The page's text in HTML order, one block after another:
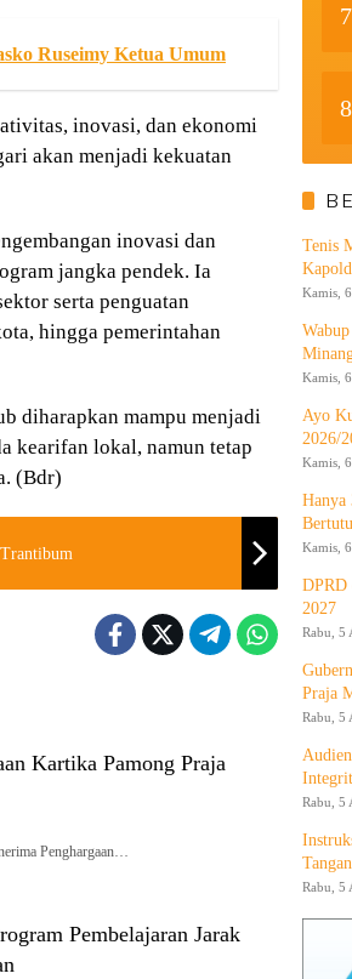
Ruseimy Ketua Umum
inovasi, dan ekonomi
akan menjadi kekuatan
inovasi dan
jangka pendek. Ia
serta penguatan
hingga pemerintahan
diharapkan mampu menjadi
kearifan lokal, namun tetap
(Bdr)
Kartika Pamong Praja
Penghargaan…
Pembelajaran Jarak
7
8
Tenis
Kamis,
Kamis,
Ayo
2026/
Kamis,
Hanya
Kamis,
DPRD
2027
Rabu, 5
Praja
Rabu, 5
Rabu, 5
Rabu, 5